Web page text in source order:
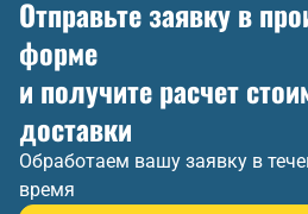
Отправьте заявку в
форме
и получите расчет
доставки
Обработаем вашу заявку в
время